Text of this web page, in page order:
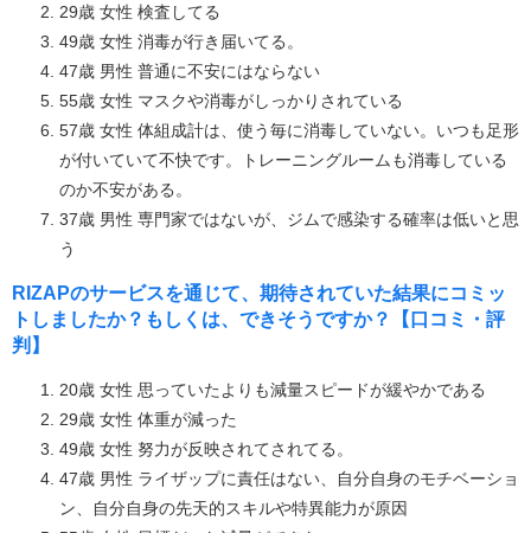
29歳 女性 検査してる
49歳 女性 消毒が行き届いてる。
47歳 男性 普通に不安にはならない
55歳 女性 マスクや消毒がしっかりされている
57歳 女性 体組成計は、使う毎に消毒していない。いつも足形
が付いていて不快です。トレーニングルームも消毒している
のか不安がある。
37歳 男性 専門家ではないが、ジムで感染する確率は低いと思
う
RIZAPのサービスを通じて、期待されていた結果にコミッ
トしましたか？もしくは、できそうですか？【口コミ・評
判】
20歳 女性 思っていたよりも減量スピードが緩やかである
29歳 女性 体重が減った
49歳 女性 努力が反映されてされてる。
47歳 男性 ライザップに責任はない、自分自身のモチベーショ
ン、自分自身の先天的スキルや特異能力が原因